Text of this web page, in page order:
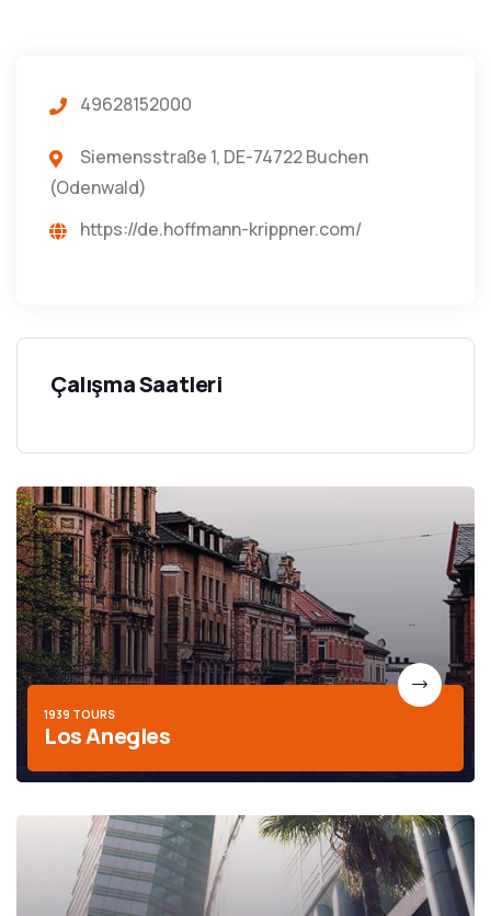
49628152000
Siemensstraße 1, DE-74722 Buchen
(Odenwald)
https://de.hoffmann-krippner.com/
Çalışma Saatleri
1939 TOURS
Los Anegles